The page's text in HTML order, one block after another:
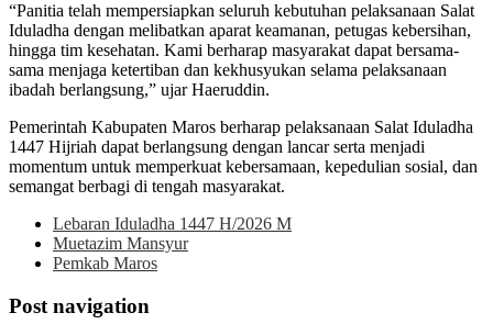
“Panitia telah mempersiapkan seluruh kebutuhan pelaksanaan Salat
Iduladha dengan melibatkan aparat keamanan, petugas kebersihan,
hingga tim kesehatan. Kami berharap masyarakat dapat bersama-
sama menjaga ketertiban dan kekhusyukan selama pelaksanaan
ibadah berlangsung,” ujar Haeruddin.
Pemerintah Kabupaten Maros berharap pelaksanaan Salat Iduladha
1447 Hijriah dapat berlangsung dengan lancar serta menjadi
momentum untuk memperkuat kebersamaan, kepedulian sosial, dan
semangat berbagi di tengah masyarakat.
Lebaran Iduladha 1447 H/2026 M
Muetazim Mansyur
Pemkab Maros
Post navigation